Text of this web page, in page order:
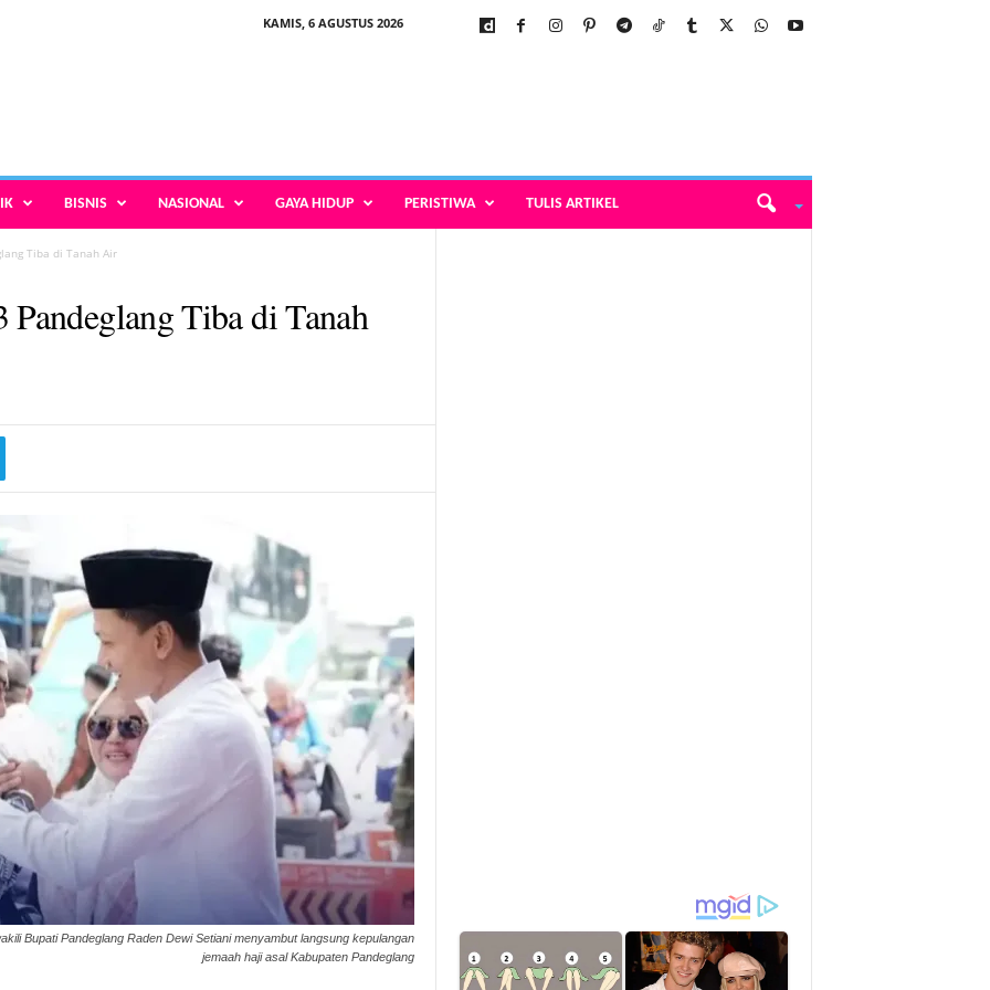
KAMIS, 6 AGUSTUS 2026
BISNIS NASIONAL GAYA HIDUP PERISTIWA TULIS ARTIKEL
Tiba di Tanah Air
Tiba di Tanah
Bupati Pandeglang Raden Dewi Setiani menyambut langsung kepulangan
jemaah haji asal Kabupaten Pandeglang